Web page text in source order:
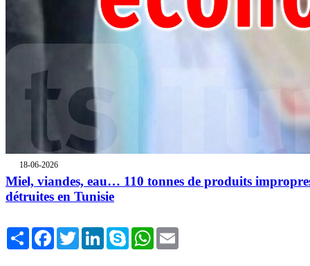
18-06-2026
Miel, viandes, eau… 110 tonnes de produits
détruites en Tunisie
Share FacebookTwitterLinkedInSkype WhatsApp